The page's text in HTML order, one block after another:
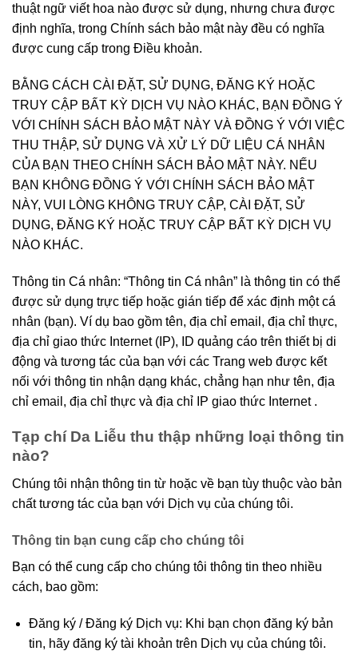
thuật ngữ viết hoa nào được sử dụng, nhưng chưa được
định nghĩa, trong Chính sách bảo mật này đều có nghĩa
được cung cấp trong Điều khoản.
BẰNG CÁCH CÀI ĐẶT, SỬ DỤNG, ĐĂNG KÝ HOẶC
TRUY CẬP BẤT KỲ DỊCH VỤ NÀO KHÁC, BẠN ĐỒNG Ý
VỚI CHÍNH SÁCH BẢO MẬT NÀY VÀ ĐỒNG Ý VỚI VIỆC
THU THẬP, SỬ DỤNG VÀ XỬ LÝ DỮ LIỆU CÁ NHÂN
CỦA BẠN THEO CHÍNH SÁCH BẢO MẬT NÀY. NẾU
BẠN KHÔNG ĐỒNG Ý VỚI CHÍNH SÁCH BẢO MẬT
NÀY, VUI LÒNG KHÔNG TRUY CẬP, CÀI ĐẶT, SỬ
DỤNG, ĐĂNG KÝ HOẶC TRUY CẬP BẤT KỲ DỊCH VỤ
NÀO KHÁC.
Thông tin Cá nhân: “Thông tin Cá nhân” là thông tin có thể
được sử dụng trực tiếp hoặc gián tiếp để xác định một cá
nhân (bạn). Ví dụ bao gồm tên, địa chỉ email, địa chỉ thực,
địa chỉ giao thức Internet (IP), ID quảng cáo trên thiết bị di
động và tương tác của bạn với các Trang web được kết
nối với thông tin nhận dạng khác, chẳng hạn như tên, địa
chỉ email, địa chỉ thực và địa chỉ IP giao thức Internet .
Tạp chí Da Liễu thu thập những loại thông tin
nào?
Chúng tôi nhận thông tin từ hoặc về bạn tùy thuộc vào bản
chất tương tác của bạn với Dịch vụ của chúng tôi.
Thông tin bạn cung cấp cho chúng tôi
Bạn có thể cung cấp cho chúng tôi thông tin theo nhiều
cách, bao gồm:
Đăng ký / Đăng ký Dịch vụ: Khi bạn chọn đăng ký bản
tin, hãy đăng ký tài khoản trên Dịch vụ của chúng tôi.